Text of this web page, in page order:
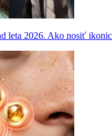
leta 2026. Ako nosiť